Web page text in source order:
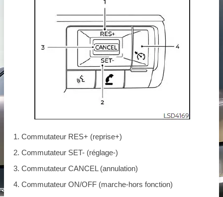
Commutateur RES+ (reprise+)
Commutateur SET- (réglage-)
Commutateur CANCEL (annulation)
Commutateur ON/OFF (marche-hors fonction)